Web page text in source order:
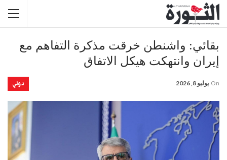
بقائي: واشنطن خرقت مذكرة التفاهم مع
إيران وانتهكت هيكل الاتفاق
دولي On يوليو 8, 2026